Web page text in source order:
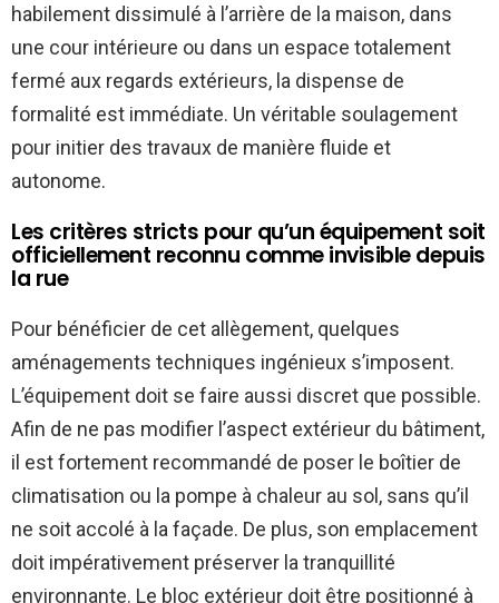
habilement dissimulé à l’arrière de la maison, dans
une cour intérieure ou dans un espace totalement
fermé aux regards extérieurs, la dispense de
formalité est immédiate. Un véritable soulagement
pour initier des travaux de manière fluide et
autonome.
Les critères stricts pour qu’un équipement soit
officiellement reconnu comme invisible depuis
la rue
Pour bénéficier de cet allègement, quelques
aménagements techniques ingénieux s’imposent.
L’équipement doit se faire aussi discret que possible.
Afin de ne pas modifier l’aspect extérieur du bâtiment,
il est fortement recommandé de poser le boîtier de
climatisation ou la pompe à chaleur au sol, sans qu’il
ne soit accolé à la façade. De plus, son emplacement
doit impérativement préserver la tranquillité
environnante. Le bloc extérieur doit être positionné à